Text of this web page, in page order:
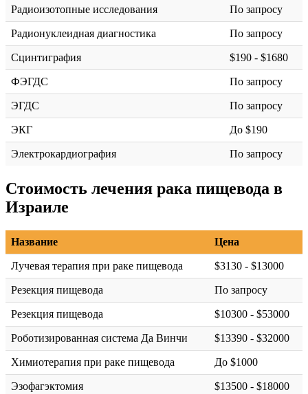
Радиоизотопные исследования По запросу
Радионуклеидная диагностика По запросу
Сцинтиграфия $190 - $1680
ФЭГДС По запросу
ЭГДС По запросу
ЭКГ До $190
Электрокардиография По запросу
Стоимость лечения рака пищевода в
Израиле
Название Цена
Лучевая терапия при раке пищевода $3130 - $13000
Резекция пищевода По запросу
Резекция пищевода $10300 - $53000
Роботизированная система Да Винчи $13390 - $32000
Химиотерапия при раке пищевода До $1000
Эзофагэктомия $13500 - $18000